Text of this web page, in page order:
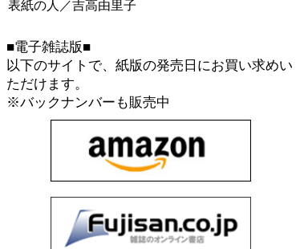
表紙の人／吉高由里子
■電子雑誌版■
以下のサイトで、紙版の発売日にお買い求めい
ただけます。
※バックナンバーも販売中